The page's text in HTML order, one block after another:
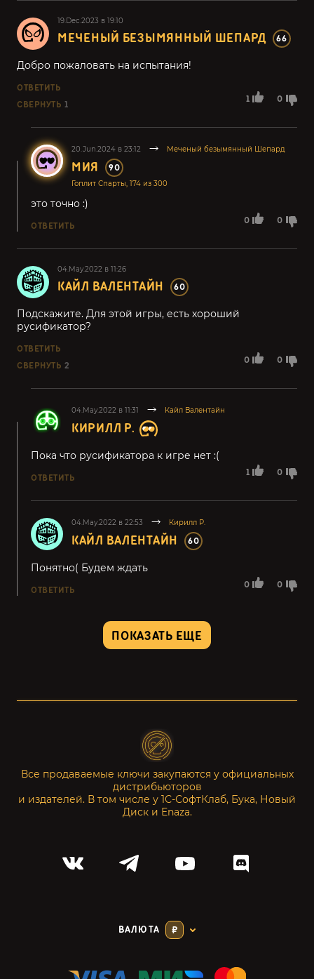
19.Dec.2023 в 19:10
МЕЧЕНЫЙ БЕЗЫМЯННЫЙ ШЕПАРД 66
1 0
Добро пожаловать на испытания!
ОТВЕТИТЬ
СВЕРНУТЬ 1
20.Jun.2024 в 23:12 Меченый безымянный Шепард
МИЯ 90
Гоплит Спарты, 174 из 300
0 0
это точно :)
ОТВЕТИТЬ
04.May.2022 в 11:26
КАЙЛ ВАЛЕНТАЙН 60
0 0
Подскажите. Для этой игры, есть хороший
русификатор?
ОТВЕТИТЬ
СВЕРНУТЬ 2
04.May.2022 в 11:31 Кайл Валентайн
КИРИЛЛ Р.
1 0
Пока что русификатора к игре нет :(
ОТВЕТИТЬ
04.May.2022 в 22:53 Кирилл Р.
КАЙЛ ВАЛЕНТАЙН 60
0 0
Понятно( Будем ждать
ОТВЕТИТЬ
ПОКАЗАТЬ ЕЩЕ
Все продаваемые ключи закупаются у официальных
дистрибьюторов
и издателей. В том числе у 1С-СофтКлаб, Бука, Новый
Диск и Enaza.
ВАЛЮТА ₽